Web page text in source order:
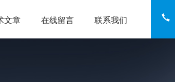
文章 在线留言 联系我们